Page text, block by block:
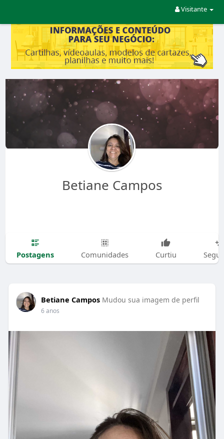
Visitante
Betiane Campos
Postagens Comunidades Curtiu
Betiane Campos Mudou sua imagem de perfil
6 anos